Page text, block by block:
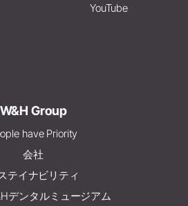
YouTube
W&H Group
have Priority
会社
テイナビリティ
デンタルミュージアム